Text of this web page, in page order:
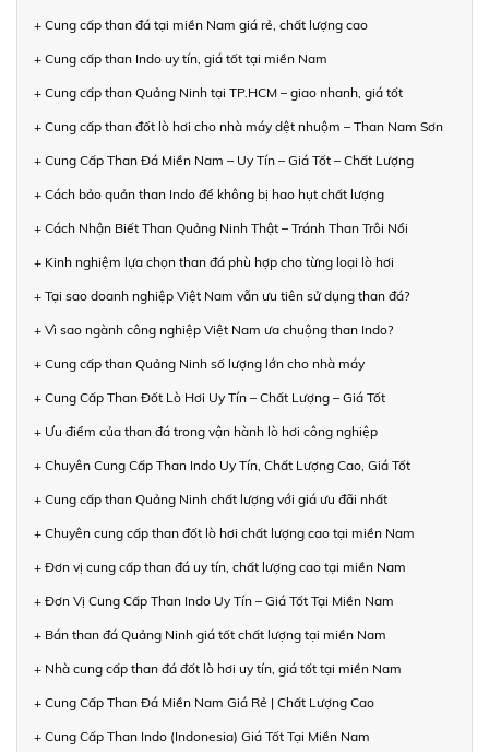
+ Cung cấp than đá tại miền Nam giá rẻ, chất lượng cao
+ Cung cấp than Indo uy tín, giá tốt tại miền Nam
+ Cung cấp than Quảng Ninh tại TP.HCM – giao nhanh, giá tốt
+ Cung cấp than đốt lò hơi cho nhà máy dệt nhuộm – Than Nam Sơn
+ Cung Cấp Than Đá Miền Nam – Uy Tín – Giá Tốt – Chất Lượng
+ Cách bảo quản than Indo để không bị hao hụt chất lượng
+ Cách Nhận Biết Than Quảng Ninh Thật – Tránh Than Trôi Nổi
+ Kinh nghiệm lựa chọn than đá phù hợp cho từng loại lò hơi
+ Tại sao doanh nghiệp Việt Nam vẫn ưu tiên sử dụng than đá?
+ Vì sao ngành công nghiệp Việt Nam ưa chuộng than Indo?
+ Cung cấp than Quảng Ninh số lượng lớn cho nhà máy
+ Cung Cấp Than Đốt Lò Hơi Uy Tín – Chất Lượng – Giá Tốt
+ Ưu điểm của than đá trong vận hành lò hơi công nghiệp
+ Chuyên Cung Cấp Than Indo Uy Tín, Chất Lượng Cao, Giá Tốt
+ Cung cấp than Quảng Ninh chất lượng với giá ưu đãi nhất
+ Chuyên cung cấp than đốt lò hơi chất lượng cao tại miền Nam
+ Đơn vị cung cấp than đá uy tín, chất lượng cao tại miền Nam
+ Đơn Vị Cung Cấp Than Indo Uy Tín – Giá Tốt Tại Miền Nam
+ Bán than đá Quảng Ninh giá tốt chất lượng tại miền Nam
+ Nhà cung cấp than đá đốt lò hơi uy tín, giá tốt tại miền Nam
+ Cung Cấp Than Đá Miền Nam Giá Rẻ | Chất Lượng Cao
+ Cung Cấp Than Indo (Indonesia) Giá Tốt Tại Miền Nam